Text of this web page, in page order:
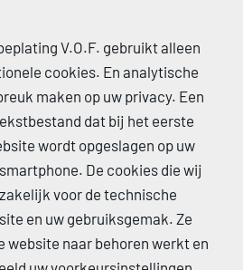
V.O.F. gebruikt alleen
cookies. En analytische
maken op uw privacy. Een
dat bij het eerste
wordt opgeslagen op uw
De cookies die wij
voor de technische
en uw gebruiksgemak. Ze
website naar behoren werkt en